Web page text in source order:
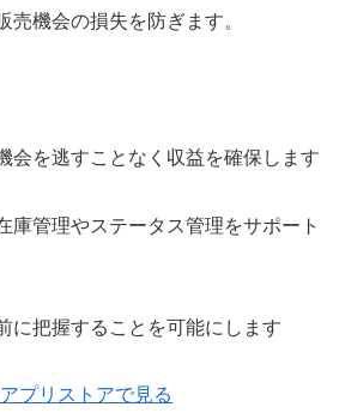
売機会の損失を防ぎます。
会を逃すことなく収益を確保します
庫管理やステータス管理をサポート
に把握することを可能にします
プリストアで見る